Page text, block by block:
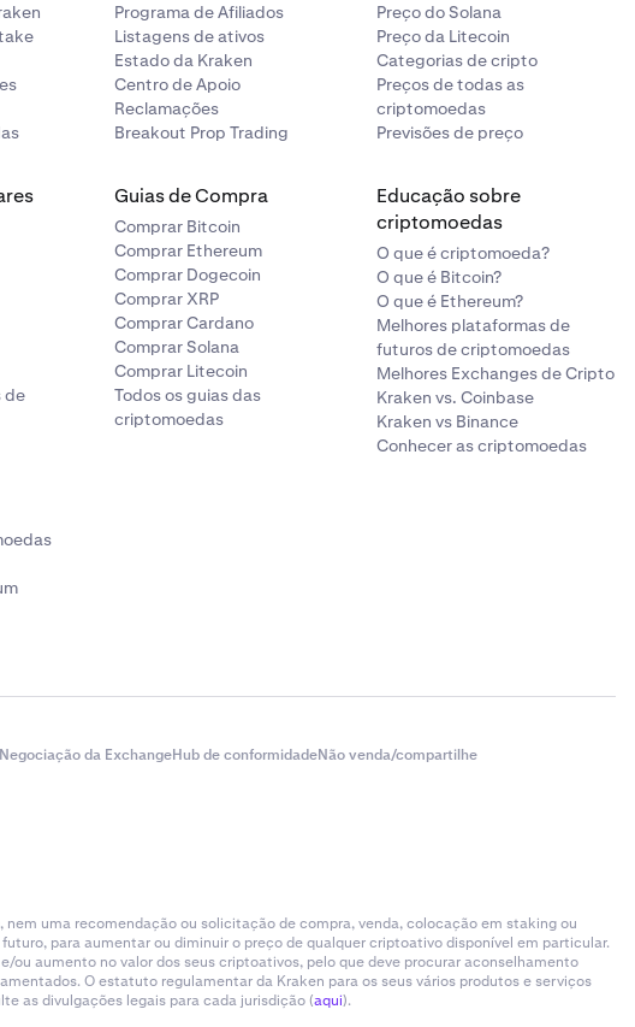
Programa de Afiliados
Listagens de ativos
Estado da Kraken
Centro de Apoio
Reclamações
Breakout Prop Trading
Preço do Solana
Preço da Litecoin
Categorias de cripto
Preços de todas as
criptomoedas
Previsões de preço
de
Guias de Compra
Comprar Bitcoin
Comprar Ethereum
Comprar Dogecoin
Comprar XRP
Comprar Cardano
Comprar Solana
Comprar Litecoin
Todos os guias das
criptomoedas
Educação sobre
criptomoedas
O que é criptomoeda?
O que é Bitcoin?
O que é Ethereum?
Melhores plataformas de
futuros de criptomoedas
Melhores Exchanges de Cripto
Kraken vs. Coinbase
Kraken vs Binance
Conhecer as criptomoedas
da ExchangeHub de conformidadeNão venda/compartilhe
uma recomendação ou solicitação de compra, venda, colocação em staking ou
para aumentar ou diminuir o preço de qualquer criptoativo disponível em particular.
ou aumento no valor dos seus criptoativos, pelo que deve procurar aconselhamento
O estatuto regulamentar da Kraken para os seus vários produtos e serviços
as divulgações legais para cada jurisdição (aqui).